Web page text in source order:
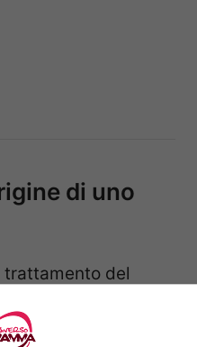
di uno
del
avrebbe scoperto